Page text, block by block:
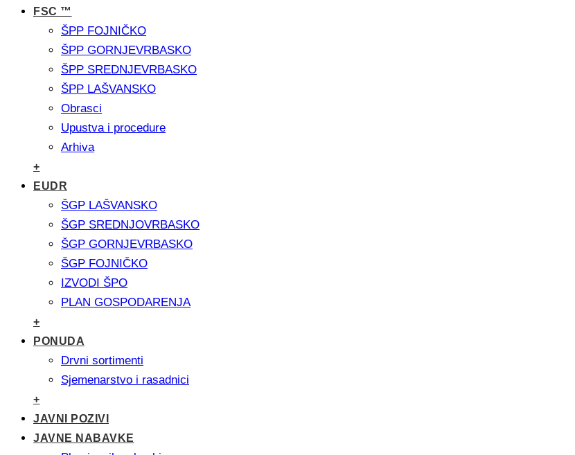
FSC ™
ŠPP FOJNIČKO
ŠPP GORNJEVRBASKO
ŠPP SREDNJEVRBASKO
ŠPP LAŠVANSKO
Obrasci
Upustva i procedure
Arhiva
+
EUDR
ŠGP LAŠVANSKO
ŠGP SREDNJOVRBASKO
ŠGP GORNJEVRBASKO
ŠGP FOJNIČKO
IZVODI ŠPO
PLAN GOSPODARENJA
+
PONUDA
Drvni sortimenti
Sjemenarstvo i rasadnici
+
JAVNI POZIVI
JAVNE NABAVKE